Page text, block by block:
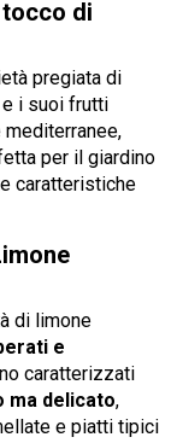
di
pregiata di
i suoi frutti
per il giardino
caratteristiche
di limone
e
caratterizzati
ma delicato,
e piatti tipici